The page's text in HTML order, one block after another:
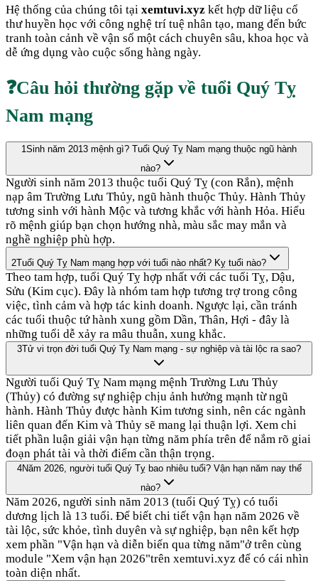
Hệ thống của chúng tôi tại xemtuvi.xyz kết hợp dữ liệu cổ
thư huyền học với công nghệ trí tuệ nhân tạo, mang đến bức
tranh toàn cảnh về vận số một cách chuyên sâu, khoa học và
dễ ứng dụng vào cuộc sống hàng ngày.
❓Câu hỏi thường gặp về tuổi Quý Tỵ
Nam mạng
1Sinh năm 2013 mệnh gì? Tuổi Quý Tỵ Nam mạng thuộc ngũ hành
nào?
Người sinh năm 2013 thuộc tuổi Quý Tỵ (con Rắn), mệnh
nạp âm Trường Lưu Thủy, ngũ hành thuộc Thủy. Hành Thủy
tương sinh với hành Mộc và tương khắc với hành Hỏa. Hiểu
rõ mệnh giúp bạn chọn hướng nhà, màu sắc may mắn và
nghề nghiệp phù hợp.
2Tuổi Quý Tỵ Nam mạng hợp với tuổi nào nhất? Kỵ tuổi nào?
Theo tam hợp, tuổi Quý Tỵ hợp nhất với các tuổi Tỵ, Dậu,
Sửu (Kim cục). Đây là nhóm tam hợp tương trợ trong công
việc, tình cảm và hợp tác kinh doanh. Ngược lại, cần tránh
các tuổi thuộc tứ hành xung gồm Dần, Thân, Hợi - đây là
những tuổi dễ xảy ra mâu thuẫn, xung khắc.
3Tử vi trọn đời tuổi Quý Tỵ Nam mạng - sự nghiệp và tài lộc ra sao?
Người tuổi Quý Tỵ Nam mạng mệnh Trường Lưu Thủy
(Thủy) có đường sự nghiệp chịu ảnh hưởng mạnh từ ngũ
hành. Hành Thủy được hành Kim tương sinh, nên các ngành
liên quan đến Kim và Thủy sẽ mang lại thuận lợi. Xem chi
tiết phần luận giải vận hạn từng năm phía trên để nắm rõ giai
đoạn phát tài và thời điểm cần thận trọng.
4Năm 2026, người tuổi Quý Tỵ bao nhiêu tuổi? Vận hạn năm nay thế
nào?
Năm 2026, người sinh năm 2013 (tuổi Quý Tỵ) có tuổi
dương lịch là 13 tuổi. Để biết chi tiết vận hạn năm 2026 về
tài lộc, sức khỏe, tình duyên và sự nghiệp, bạn nên kết hợp
xem phần "Vận hạn và diễn biến qua từng năm"ở trên cùng
module "Xem vận hạn 2026"trên xemtuvi.xyz để có cái nhìn
toàn diện nhất.